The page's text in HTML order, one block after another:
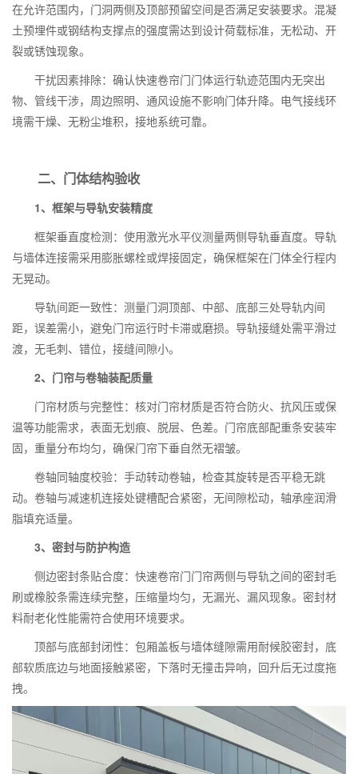
在允许范围内，门洞两侧及顶部预留空间是否满足安装要求。混凝
土预埋件或钢结构支撑点的强度需达到设计荷载标准，无松动、开
裂或锈蚀现象。
干扰因素排除：确认快速卷帘门门体运行轨迹范围内无突出
物、管线干涉，周边照明、通风设施不影响门体升降。电气接线环
境需干燥、无粉尘堆积，接地系统可靠。
二、门体结构验收
1、框架与导轨安装精度
框架垂直度检测：使用激光水平仪测量两侧导轨垂直度。导轨
与墙体连接需采用膨胀螺栓或焊接固定，确保框架在门体全行程内
无晃动。
导轨间距一致性：测量门洞顶部、中部、底部三处导轨内间
距，误差需小，避免门帘运行时卡滞或磨损。导轨接缝处需平滑过
渡，无毛刺、错位，接缝间隙小。
2、门帘与卷轴装配质量
门帘材质与完整性：核对门帘材质是否符合防火、抗风压或保
温等功能需求，表面无划痕、脱层、色差。门帘底部配重条安装牢
固，重量分布均匀，确保门帘下垂自然无褶皱。
卷轴同轴度校验：手动转动卷轴，检查其旋转是否平稳无跳
动。卷轴与减速机连接处键槽配合紧密，无间隙松动，轴承座润滑
脂填充适量。
3、密封与防护构造
侧边密封条贴合度：快速卷帘门门帘两侧与导轨之间的密封毛
刷或橡胶条需连续完整，压缩量均匀，无漏光、漏风现象。密封材
料耐老化性能需符合使用环境要求。
顶部与底部封闭性：包厢盖板与墙体缝隙需用耐候胶密封，底
部软质底边与地面接触紧密，下落时无撞击异响，回升后无过度拖
拽。